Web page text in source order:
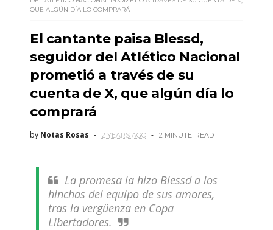
QUE ALGÚN DÍA LO COMPRARÁ
El cantante paisa Blessd,
seguidor del Atlético Nacional
prometió a través de su
cuenta de X, que algún día lo
comprará
by Notas Rosas 2 YEARS AGO 2 MINUTE READ
La promesa la hizo Blessd a los
hinchas del equipo de sus amores,
tras la vergüenza en Copa
Libertadores.